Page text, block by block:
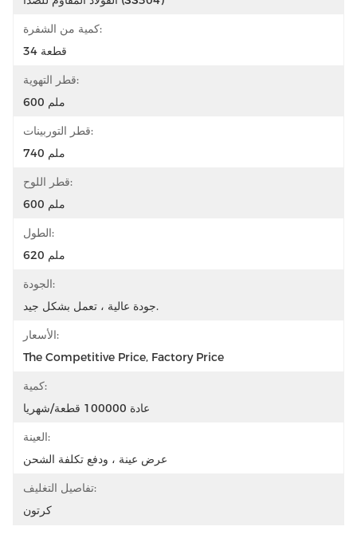
كمية من الشفرة:
34 قطعة
قطر التهوية:
600 ملم
قطر التوربينات:
740 ملم
قطر اللوح:
600 ملم
الطول:
620 ملم
الجودة:
جودة عالية ، تعمل بشكل جيد.
الأسعار:
The Competitive Price, Factory Price
كمية:
عادة 100000 قطعة/شهريا
العينة:
عرض عينة ، ودفع تكلفة الشحن
تفاصيل التغليف:
كرتون